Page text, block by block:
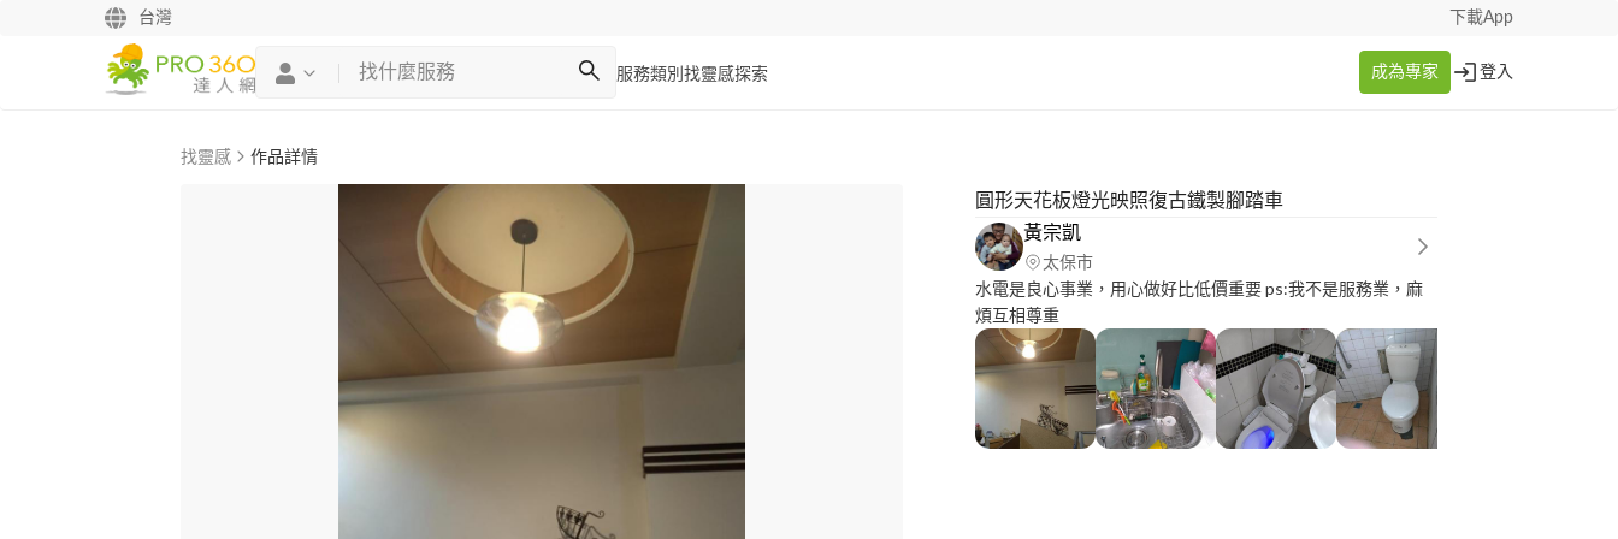
台灣 下載App
服務類別 找靈感探索 成為專家 登入
找靈感 作品詳情
圓形天花板燈光映照復古鐵製腳踏車
黃宗凱
太保市
水電是良心事業，用心做好比低價重要 ps:我不是服務業，麻
煩互相尊重